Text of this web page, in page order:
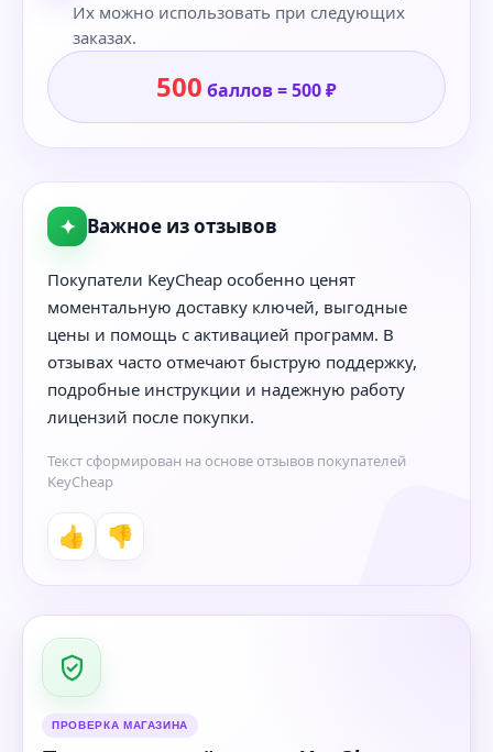
Их можно использовать при следующих
заказах.
500 баллов = 500 ₽
✦ Важное из отзывов
Покупатели KeyCheap особенно ценят
моментальную доставку ключей, выгодные
цены и помощь с активацией программ. В
отзывах часто отмечают быструю поддержку,
подробные инструкции и надежную работу
лицензий после покупки.
Текст сформирован на основе отзывов покупателей
KeyCheap
👍 👎
ПРОВЕРКА МАГАЗИНА